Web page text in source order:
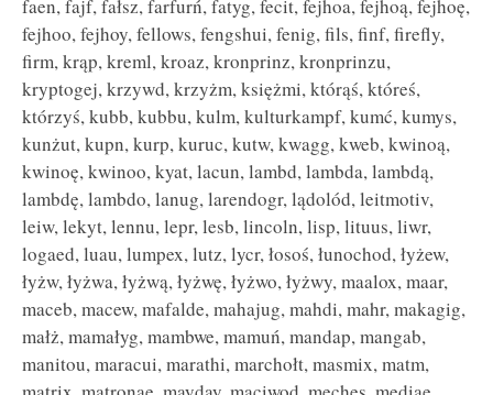
faen, fajf, fałsz, farfurń, fatyg, fecit, fejhoa, fejhoą, fejhoę,
fejhoo, fejhoy, fellows, fengshui, fenig, fils, finf, firefly,
firm, krąp, kreml, kroaz, kronprinz, kronprinzu,
kryptogej, krzywd, krzyżm, księżmi, którąś, któreś,
którzyś, kubb, kubbu, kulm, kulturkampf, kumć, kumys,
kunżut, kupn, kurp, kuruc, kutw, kwagg, kweb, kwinoą,
kwinoę, kwinoo, kyat, lacun, lambd, lambda, lambdą,
lambdę, lambdo, lanug, larendogr, lądolód, leitmotiv,
leiw, lekyt, lennu, lepr, lesb, lincoln, lisp, lituus, liwr,
logaed, luau, lumpex, lutz, lycr, łosoś, łunochod, łyżew,
łyżw, łyżwa, łyżwą, łyżwę, łyżwo, łyżwy, maalox, maar,
maceb, macew, mafalde, mahajug, mahdi, mahr, makagig,
małż, mamałyg, mambwe, mamuń, mandap, mangab,
manitou, maracui, marathi, marchołt, masmix, matm,